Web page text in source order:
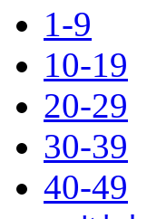
1-9
10-19
20-29
30-39
40-49